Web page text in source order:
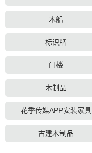
木船
标识牌
门楼
木制品
花季传媒APP安装家具
古建木制品